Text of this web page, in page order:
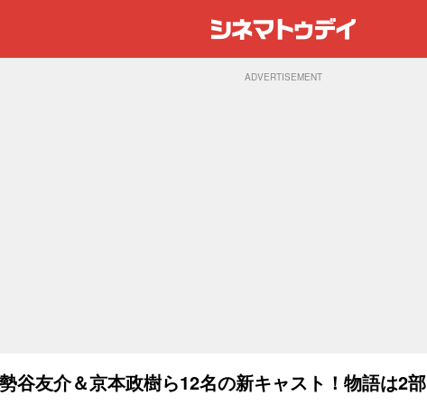
ADVERTISEMENT
谷友介＆京本政樹ら12名の新キャスト！物語は2部